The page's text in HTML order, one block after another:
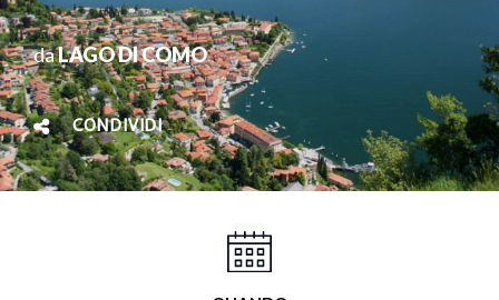
daLAGO DI COMO
CONDIVIDI